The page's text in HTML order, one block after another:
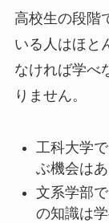
高校生の段階
いる人はほと
なければ学べ
りません。
工科大学
ぶ機会は
文系学部
の知識は